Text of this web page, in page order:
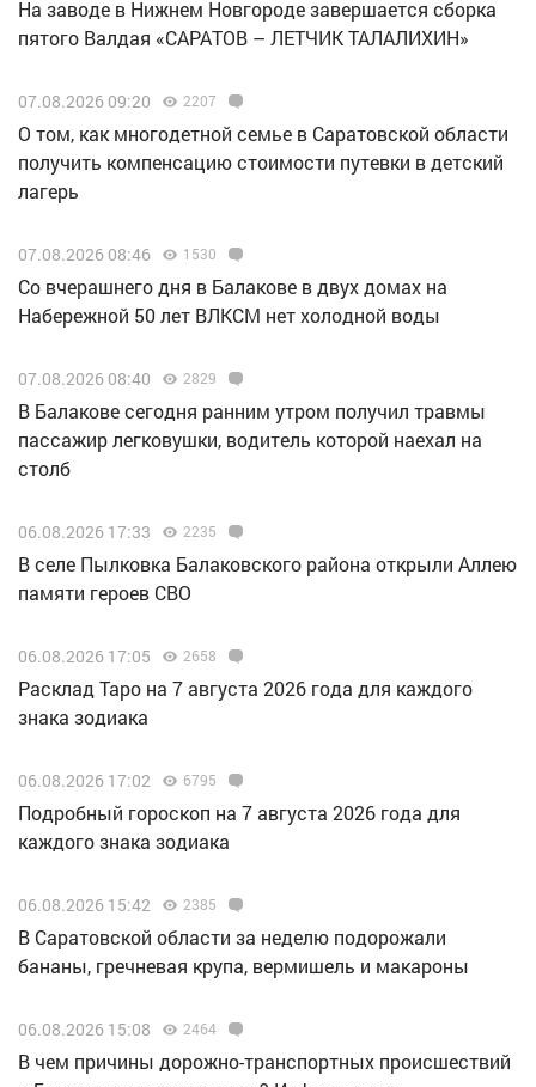
Н️а заводе в Нижнем Новгороде завершается сборка
пятого Валдая «САРАТОВ – ЛЕТЧИК ТАЛАЛИХИН»
07.08.2026 09:20 2207
О том, как многодетной семье в Саратовской области
получить компенсацию стоимости путевки в детский
лагерь
07.08.2026 08:46 1530
Со вчерашнего дня в Балакове в двух домах на
Набережной 50 лет ВЛКСМ нет холодной воды
07.08.2026 08:40 2829
В Балакове сегодня ранним утром получил травмы
пассажир легковушки, водитель которой наехал на
столб
06.08.2026 17:33 2235
В селе Пылковка Балаковского района открыли Аллею
памяти героев СВО
06.08.2026 17:05 2658
Расклад Таро на 7 августа 2026 года для каждого
знака зодиака
06.08.2026 17:02 6795
Подробный гороскоп на 7 августа 2026 года для
каждого знака зодиака
06.08.2026 15:42 2385
В Саратовской области за неделю подорожали
бананы, гречневая крупа, вермишель и макароны
06.08.2026 15:08 2464
В чем причины дорожно-транспортных происшествий